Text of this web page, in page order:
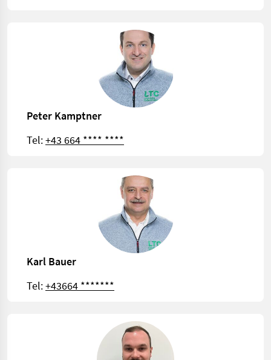
Peter Kamptner
Tel:+43 664 **** ****
Karl Bauer
Tel:+43664 *******